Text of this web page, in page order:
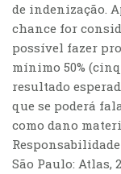
de indenização.
chance for
possível fazer
mínimo 50%
resultado
que se poderá
como dano
São Paulo: Atlas,